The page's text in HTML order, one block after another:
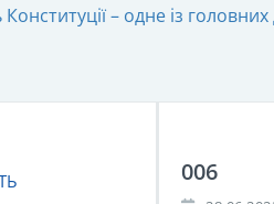
– одне із
006